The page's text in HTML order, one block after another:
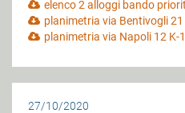
elenco 2 alloggi bando
planimetria via Bentivogli 21
planimetria via Napoli 12 K-
27/10/2020